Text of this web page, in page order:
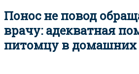
Понос не повод
врачу: адекватная
питомцу в домашних